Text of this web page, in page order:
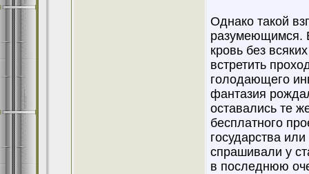
Однако такой
разумеющимся.
кровь без
встретить
голодающего
фантазия
оставались те
бесплатного
государства
спрашивали у
в последнюю